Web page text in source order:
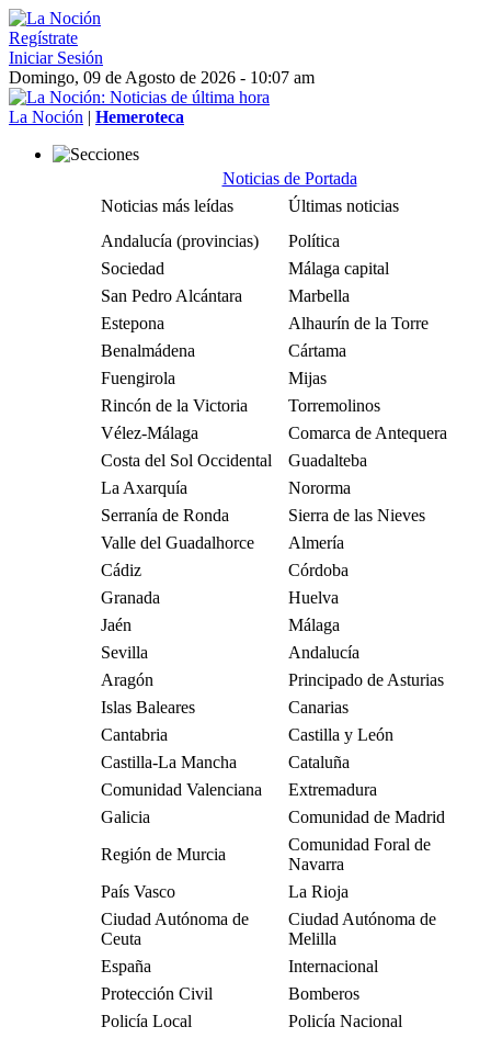
Regístrate
Iniciar Sesión
Domingo, 09 de Agosto de 2026 - 10:07 am
La Noción | Hemeroteca
Noticias de Portada
Noticias más leídas
Últimas noticias
Andalucía (provincias)
Política
Sociedad
Málaga capital
San Pedro Alcántara
Marbella
Estepona
Alhaurín de la Torre
Benalmádena
Cártama
Fuengirola
Mijas
Rincón de la Victoria
Torremolinos
Vélez-Málaga
Comarca de Antequera
Costa del Sol Occidental
Guadalteba
La Axarquía
Nororma
Serranía de Ronda
Sierra de las Nieves
Valle del Guadalhorce
Almería
Cádiz
Córdoba
Granada
Huelva
Jaén
Málaga
Sevilla
Andalucía
Aragón
Principado de Asturias
Islas Baleares
Canarias
Cantabria
Castilla y León
Castilla-La Mancha
Cataluña
Comunidad Valenciana
Extremadura
Galicia
Comunidad de Madrid
Región de Murcia
Comunidad Foral de
Navarra
País Vasco
La Rioja
Ciudad Autónoma de
Ceuta
Ciudad Autónoma de
Melilla
España
Internacional
Protección Civil
Bomberos
Policía Local
Policía Nacional